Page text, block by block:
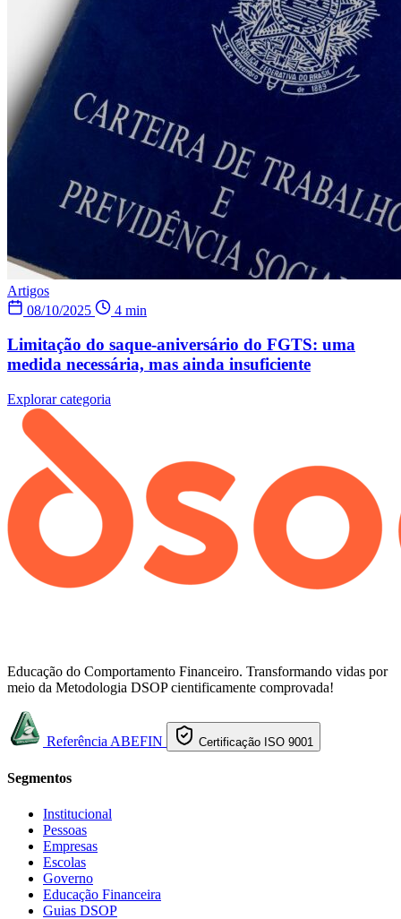
Artigos
08/10/2025
4 min
Limitação do saque-aniversário do FGTS: uma
medida necessária, mas ainda insuficiente
Explorar categoria
Educação do Comportamento Financeiro. Transformando vidas por
meio da Metodologia DSOP cientificamente comprovada!
Referência ABEFIN Certificação ISO 9001
Segmentos
Institucional
Pessoas
Empresas
Escolas
Governo
Educação Financeira
Guias DSOP